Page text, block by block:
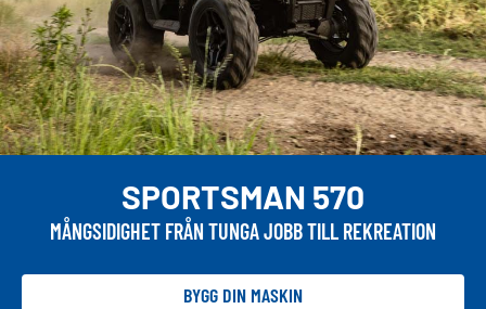
SPORTSMAN 570
MÅNGSIDIGHET FRÅN TUNGA JOBB TILL REKREATION
BYGG DIN MASKIN